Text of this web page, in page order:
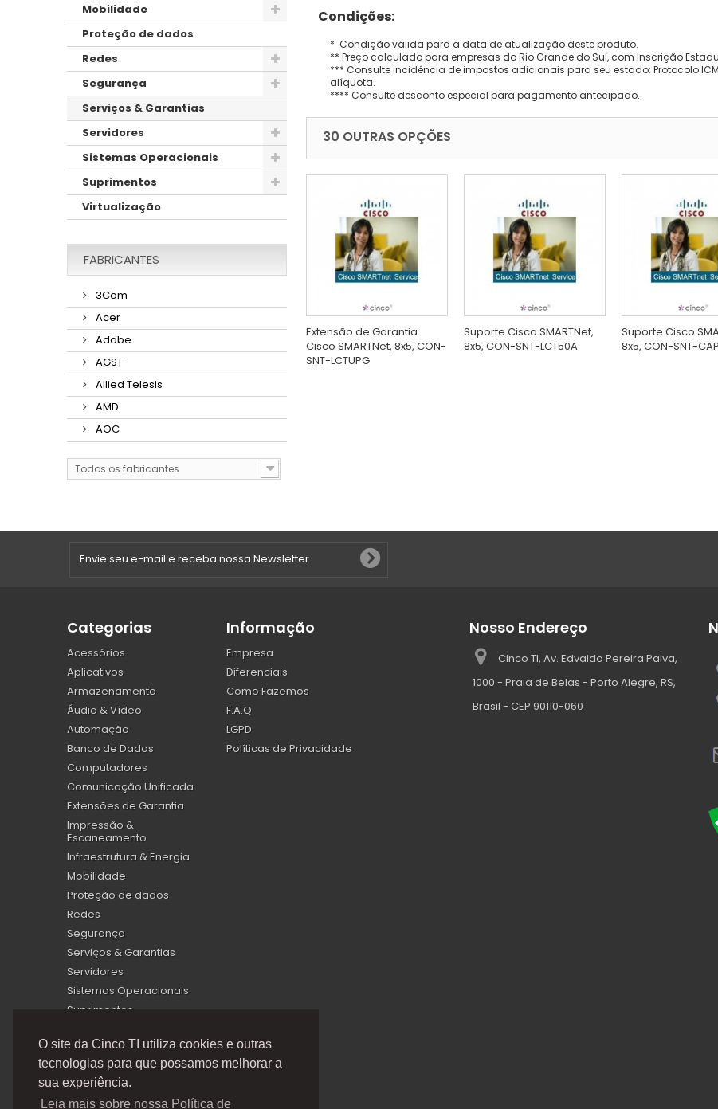
O site da Cinco TI utiliza cookies e outras
tecnologias para que possamos melhorar a
sua experiência.
Leia mais sobre nossa Política de
Mobilidade
Proteção de dados
Redes
Segurança
Serviços & Garantias
Servidores
Sistemas Operacionais
Suprimentos
Virtualização
FABRICANTES
3Com
Acer
Adobe
AGST
Allied Telesis
AMD
AOC
Todos os fabricantes
Condições:
* Condição válida para a data de atualização deste produto.
** Preço calculado para empresas do Rio Grande do Sul, com Inscrição
*** Consulte incidência de impostos adicionais para seu estado: Protocolo
alíquota.
**** Consulte desconto especial para pagamento antecipado.
30 OUTRAS OPÇÕES
Extensão de Garantia
Cisco SMARTNet, 8x5, CON-
SNT-LCTUPG
Suporte Cisco SMARTNet,
8x5, CON-SNT-LCT50A
Suporte Cisco
8x5, CON-SNT-
Categorias
Acessórios
Aplicativos
Armazenamento
Áudio & Vídeo
Automação
Banco de Dados
Computadores
Comunicação Unificada
Extensões de Garantia
Impressão &
Escaneamento
Infraestrutura & Energia
Mobilidade
Proteção de dados
Redes
Segurança
Serviços & Garantias
Servidores
Sistemas Operacionais
Suprimentos
Informação
Empresa
Diferenciais
Como Fazemos
F.A.Q
LGPD
Políticas de Privacidade
Nosso Endereço
Cinco TI, Av. Edvaldo Pereira Paiva,
1000 - Praia de Belas - Porto Alegre, RS,
Brasil - CEP 90110-060